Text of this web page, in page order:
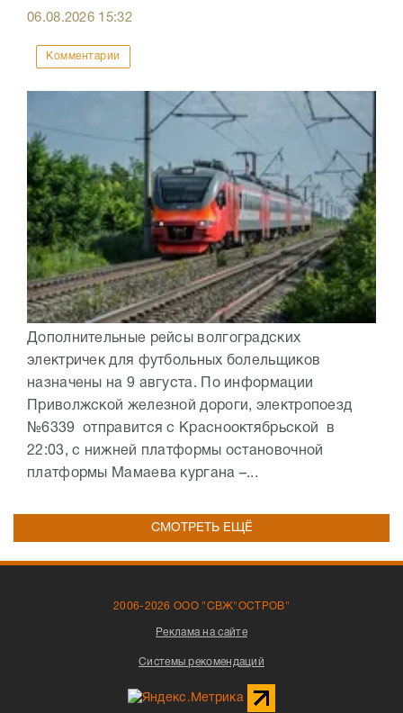
06.08.2026 15:32
Комментарии
Дополнительные рейсы волгоградских
электричек для футбольных болельщиков
назначены на 9 августа. По информации
Приволжской железной дороги, электропоезд
№6339 отправится с Краснооктябрьской в
22:03, с нижней платформы остановочной
платформы Мамаева кургана –...
СМОТРЕТЬ ЕЩЁ
2006-2026 ООО "СВЖ"ОСТРОВ"
Реклама на сайте
Системы рекомендаций